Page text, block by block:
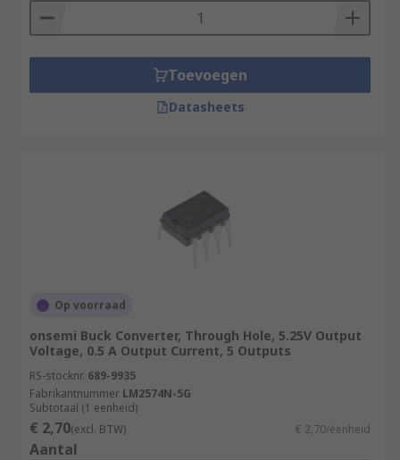
Toevoegen
Datasheets
Op voorraad
onsemi Buck Converter, Through Hole, 5.25V Output
Voltage, 0.5 A Output Current, 5 Outputs
RS-stocknr. 689-9935
Fabrikantnummer LM2574N-5G
Subtotaal (1 eenheid)
€ 2,70(excl. BTW) € 2,70/eenheid
Aantal